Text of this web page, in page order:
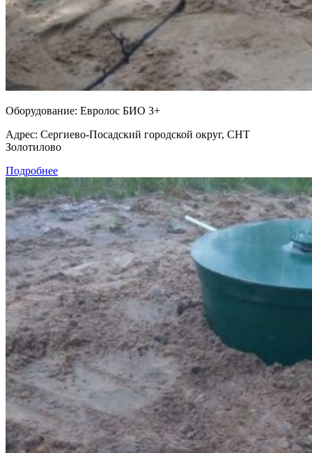
Оборудование: Евролос БИО 3+
Адрес: Сергиево-Посадский городской округ, СНТ
Золотилово
Подробнее